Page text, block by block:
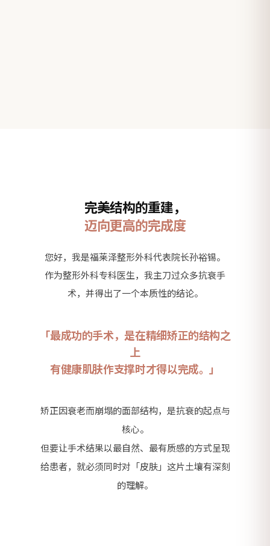
完美结构的重建，
迈向更高的完成度
您好，我是福莱泽整形外科代表院长孙裕锡。
作为整形外科专科医生，我主刀过众多抗衰手
术，并得出了一个本质性的结论。
「最成功的手术，是在精细矫正的结构之
上
有健康肌肤作支撑时才得以完成。」
矫正因衰老而崩塌的面部结构，是抗衰的起点与
核心。
但要让手术结果以最自然、最有质感的方式呈现
给患者，就必须同时对「皮肤」这片土壤有深刻
的理解。